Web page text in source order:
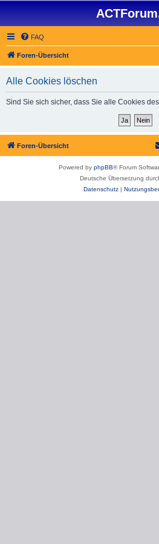
FAQ
Foren-Übersicht
Alle Cookies löschen
Sind Sie sich sicher, dass Sie alle Cookies
Foren-Übersicht
Powered by phpBB® Forum
Deutsche Übersetzung
Datenschutz|